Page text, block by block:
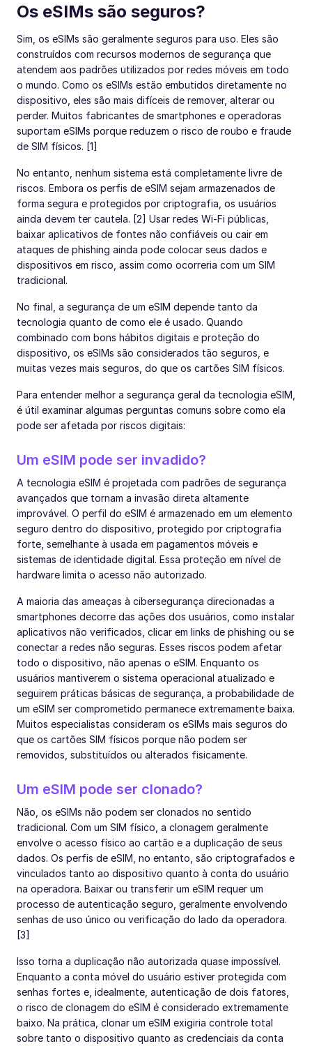
Os eSIMs são seguros?
Sim, os eSIMs são geralmente seguros para uso. Eles são
construídos com recursos modernos de segurança que
atendem aos padrões utilizados por redes móveis em todo
o mundo. Como os eSIMs estão embutidos diretamente no
dispositivo, eles são mais difíceis de remover, alterar ou
perder. Muitos fabricantes de smartphones e operadoras
suportam eSIMs porque reduzem o risco de roubo e fraude
de SIM físicos. [1]
No entanto, nenhum sistema está completamente livre de
riscos. Embora os perfis de eSIM sejam armazenados de
forma segura e protegidos por criptografia, os usuários
ainda devem ter cautela. [2] Usar redes Wi-Fi públicas,
baixar aplicativos de fontes não confiáveis ou cair em
ataques de phishing ainda pode colocar seus dados e
dispositivos em risco, assim como ocorreria com um SIM
tradicional.
No final, a segurança de um eSIM depende tanto da
tecnologia quanto de como ele é usado. Quando
combinado com bons hábitos digitais e proteção do
dispositivo, os eSIMs são considerados tão seguros, e
muitas vezes mais seguros, do que os cartões SIM físicos.
Para entender melhor a segurança geral da tecnologia eSIM,
é útil examinar algumas perguntas comuns sobre como ela
pode ser afetada por riscos digitais:
Um eSIM pode ser invadido?
A tecnologia eSIM é projetada com padrões de segurança
avançados que tornam a invasão direta altamente
improvável. O perfil do eSIM é armazenado em um elemento
seguro dentro do dispositivo, protegido por criptografia
forte, semelhante à usada em pagamentos móveis e
sistemas de identidade digital. Essa proteção em nível de
hardware limita o acesso não autorizado.
A maioria das ameaças à cibersegurança direcionadas a
smartphones decorre das ações dos usuários, como instalar
aplicativos não verificados, clicar em links de phishing ou se
conectar a redes não seguras. Esses riscos podem afetar
todo o dispositivo, não apenas o eSIM. Enquanto os
usuários mantiverem o sistema operacional atualizado e
seguirem práticas básicas de segurança, a probabilidade de
um eSIM ser comprometido permanece extremamente baixa.
Muitos especialistas consideram os eSIMs mais seguros do
que os cartões SIM físicos porque não podem ser
removidos, substituídos ou alterados fisicamente.
Um eSIM pode ser clonado?
Não, os eSIMs não podem ser clonados no sentido
tradicional. Com um SIM físico, a clonagem geralmente
envolve o acesso físico ao cartão e a duplicação de seus
dados. Os perfis de eSIM, no entanto, são criptografados e
vinculados tanto ao dispositivo quanto à conta do usuário
na operadora. Baixar ou transferir um eSIM requer um
processo de autenticação seguro, geralmente envolvendo
senhas de uso único ou verificação do lado da operadora.
[3]
Isso torna a duplicação não autorizada quase impossível.
Enquanto a conta móvel do usuário estiver protegida com
senhas fortes e, idealmente, autenticação de dois fatores,
o risco de clonagem do eSIM é considerado extremamente
baixo. Na prática, clonar um eSIM exigiria controle total
sobre tanto o dispositivo quanto as credenciais da conta